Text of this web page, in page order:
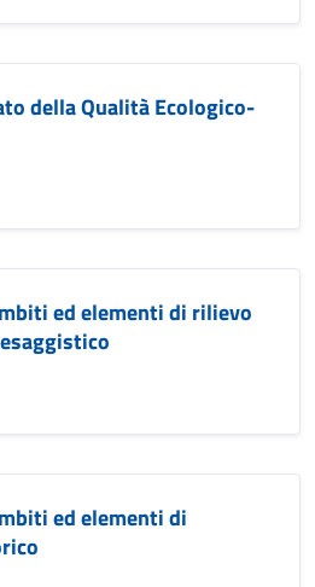
della Qualità Ecologico-
ed elementi di rilievo
ed elementi di